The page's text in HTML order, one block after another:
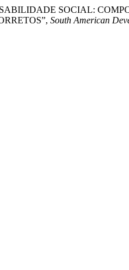
SOCIAL:
South American